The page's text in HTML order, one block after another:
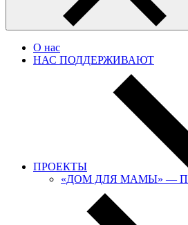
О нас
НАС ПОДДЕРЖИВАЮТ
ПРОЕКТЫ
«ДОМ ДЛЯ МАМЫ» —